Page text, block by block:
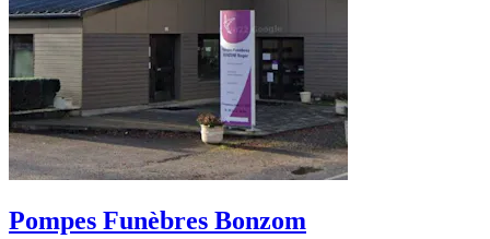
Pompes Funèbres Bonzom